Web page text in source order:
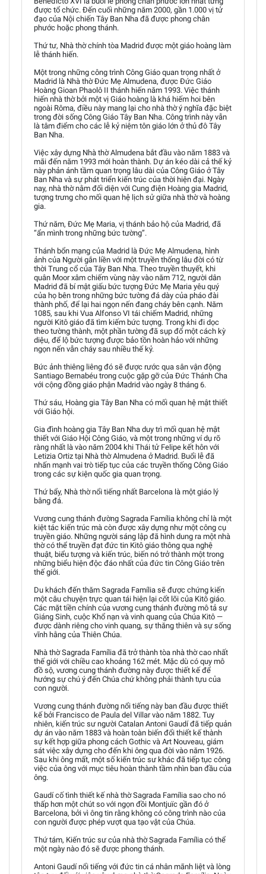
được tổ chức. Đến cuối những năm 2000, gần 1.000 vị tử
đạo của Nội chiến Tây Ban Nha đã được phong chân
phước hoặc phong thánh.
Thứ tư, Nhà thờ chính tòa Madrid được một giáo hoàng làm
lễ thánh hiến.
Một trong những công trình Công Giáo quan trọng nhất ở
Madrid là Nhà thờ Đức Mẹ Almudena, được Đức Giáo
Hoàng Gioan Phaolô II thánh hiến năm 1993. Việc thánh
hiến nhà thờ bởi một vị Giáo hoàng là khá hiếm hoi bên
ngoài Rôma, điều này mang lại cho nhà thờ ý nghĩa đặc biệt
trong đời sống Công Giáo Tây Ban Nha. Công trình này vẫn
là tâm điểm cho các lễ kỷ niệm tôn giáo lớn ở thủ đô Tây
Ban Nha.
Việc xây dựng Nhà thờ Almudena bắt đầu vào năm 1883 và
mãi đến năm 1993 mới hoàn thành. Dự án kéo dài cả thế kỷ
này phản ánh tầm quan trọng lâu dài của Công Giáo ở Tây
Ban Nha và sự phát triển kiến trúc của thời hiện đại. Ngày
nay, nhà thờ nằm đối diện với Cung điện Hoàng gia Madrid,
tượng trưng cho mối quan hệ lịch sử giữa nhà thờ và hoàng
gia.
Thứ năm, Đức Mẹ Maria, vị thánh bảo hộ của Madrid, đã
“ẩn mình trong những bức tường”.
Thánh bổn mạng của Madrid là Đức Mẹ Almudena, hình
ảnh của Người gắn liền với một truyền thống lâu đời có từ
thời Trung cổ của Tây Ban Nha. Theo truyền thuyết, khi
quân Moor xâm chiếm vùng này vào năm 712, người dân
Madrid đã bí mật giấu bức tượng Đức Mẹ Maria yêu quý
của họ bên trong những bức tường đá dày của pháo đài
thành phố, để lại hai ngọn nến đang cháy bên cạnh. Năm
1085, sau khi Vua Alfonso VI tái chiếm Madrid, những
người Kitô giáo đã tìm kiếm bức tượng. Trong khi đi dọc
theo tường thành, một phần tường đã sụp đổ một cách kỳ
diệu, để lộ bức tượng được bảo tồn hoàn hảo với những
ngọn nến vẫn cháy sau nhiều thế kỷ.
Bức ảnh thiêng liêng đó sẽ được rước qua sân vận động
Santiago Bernabéu trong cuộc gặp gỡ của Đức Thánh Cha
với cộng đồng giáo phận Madrid vào ngày 8 tháng 6.
Thứ sáu, Hoàng gia Tây Ban Nha có mối quan hệ mật thiết
với Giáo hội.
Gia đình hoàng gia Tây Ban Nha duy trì mối quan hệ mật
thiết với Giáo Hội Công Giáo, và một trong những ví dụ rõ
ràng nhất là vào năm 2004 khi Thái tử Felipe kết hôn với
Letizia Ortiz tại Nhà thờ Almudena ở Madrid. Buổi lễ đã
nhấn mạnh vai trò tiếp tục của các truyền thống Công Giáo
trong các sự kiện quốc gia quan trọng.
Thứ bẩy, Nhà thờ nổi tiếng nhất Barcelona là một giáo lý
bằng đá.
Vương cung thánh đường Sagrada Família không chỉ là một
kiệt tác kiến trúc mà còn được xây dựng như một công cụ
truyền giáo. Những người sáng lập đã hình dung ra một nhà
thờ có thể truyền đạt đức tin Kitô giáo thông qua nghệ
thuật, biểu tượng và kiến trúc, biến nó trở thành một trong
những biểu hiện độc đáo nhất của đức tin Công Giáo trên
thế giới.
Du khách đến thăm Sagrada Família sẽ được chứng kiến
một câu chuyện trực quan tái hiện lại cốt lõi của Kitô giáo.
Các mặt tiền chính của vương cung thánh đường mô tả sự
Giáng Sinh, cuộc Khổ nạn và vinh quang của Chúa Kitô —
được dành riêng cho vinh quang, sự thăng thiên và sự sống
vĩnh hằng của Thiên Chúa.
Nhà thờ Sagrada Família đã trở thành tòa nhà thờ cao nhất
thế giới với chiều cao khoảng 162 mét. Mặc dù có quy mô
đồ sộ, vương cung thánh đường này được thiết kế để
hướng sự chú ý đến Chúa chứ không phải thành tựu của
con người.
Vương cung thánh đường nổi tiếng này ban đầu được thiết
kế bởi Francisco de Paula del Villar vào năm 1882. Tuy
nhiên, kiến trúc sư người Catalan Antoni Gaudí đã tiếp quản
dự án vào năm 1883 và hoàn toàn biến đổi thiết kế thành
sự kết hợp giữa phong cách Gothic và Art Nouveau, giám
sát việc xây dựng cho đến khi ông qua đời vào năm 1926.
Sau khi ông mất, một số kiến trúc sư khác đã tiếp tục công
việc của ông với mục tiêu hoàn thành tầm nhìn ban đầu của
ông.
Gaudí cố tình thiết kế nhà thờ Sagrada Família sao cho nó
thấp hơn một chút so với ngọn đồi Montjuïc gần đó ở
Barcelona, bởi vì ông tin rằng không có công trình nào của
con người được phép vượt qua tạo vật của Chúa.
Thứ tám, Kiến trúc sư của nhà thờ Sagrada Família có thể
một ngày nào đó sẽ được phong thánh.
Antoni Gaudí nổi tiếng với đức tin cá nhân mãnh liệt và lòng